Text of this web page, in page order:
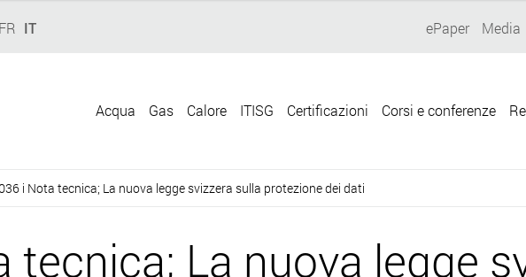
FR IT ePaper Media
Acqua Gas Calore ITISG Certificazioni Corsi e conferenze
i Nota tecnica; La nuova legge svizzera sulla protezione dei dati
tecnica; La nuova legge